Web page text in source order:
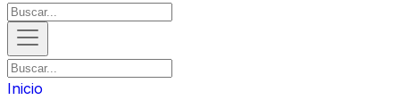
Inicio